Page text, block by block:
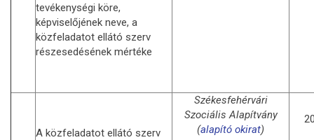
tevékenységi köre,
képviselőjének neve, a
közfeladatot ellátó szerv
részesedésének mértéke
A közfeladatot ellátó szerv
Székesfehérvári
Szociális Alapítvány
(alapító okirat)